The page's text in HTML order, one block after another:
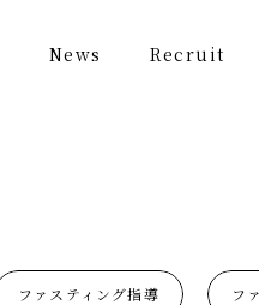
News Recruit
ファスティング指導 フ